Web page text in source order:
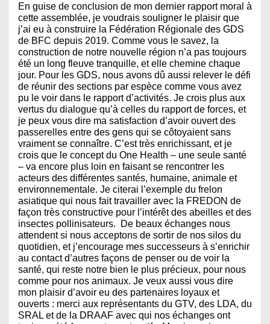
En guise de conclusion de mon dernier rapport moral à
cette assemblée, je voudrais souligner le plaisir que
j’ai eu à construire la Fédération Régionale des GDS
de BFC depuis 2019. Comme vous le savez, la
construction de notre nouvelle région n’a pas toujours
été un long fleuve tranquille, et elle chemine chaque
jour. Pour les GDS, nous avons dû aussi relever le défi
de réunir des sections par espèce comme vous avez
pu le voir dans le rapport d’activités. Je crois plus aux
vertus du dialogue qu’à celles du rapport de forces, et
je peux vous dire ma satisfaction d’avoir ouvert des
passerelles entre des gens qui se côtoyaient sans
vraiment se connaître. C’est très enrichissant, et je
crois que le concept du One Health – une seule santé
– va encore plus loin en faisant se rencontrer les
acteurs des différentes santés, humaine, animale et
environnementale. Je citerai l’exemple du frelon
asiatique qui nous fait travailler avec la FREDON de
façon très constructive pour l’intérêt des abeilles et des
insectes pollinisateurs. De beaux échanges nous
attendent si nous acceptons de sortir de nos silos du
quotidien, et j’encourage mes successeurs à s’enrichir
au contact d’autres façons de penser ou de voir la
santé, qui reste notre bien le plus précieux, pour nous
comme pour nos animaux. Je veux aussi vous dire
mon plaisir d’avoir eu des partenaires loyaux et
ouverts : merci aux représentants du GTV, des LDA, du
SRAL et de la DRAAF avec qui nos échanges ont